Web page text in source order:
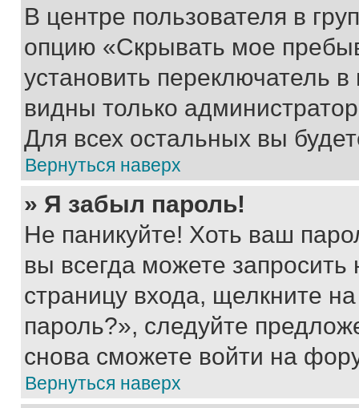
В центре пользователя в
опцию «Скрывать мое
установить переключатель
видны только
Для всех остальных вы
Вернуться наверх
» Я забыл пароль!
Не паникуйте! Хоть ваш
вы всегда можете
страницу входа, щелкните
пароль?», следуйте
снова сможете войти на
Вернуться наверх